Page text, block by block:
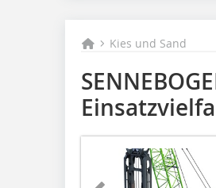
Kies und Sand